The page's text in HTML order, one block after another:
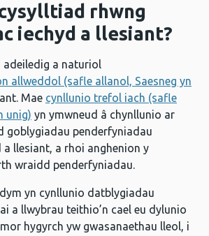
rhwng
iechyd a llesiant?
adeiledig a naturiol
allweddol (safle allanol, Saesneg yn
Mae cynllunio trefol iach (safle
unig) yn ymwneud â chynllunio ar
goblygiadau penderfyniadau
a llesiant, a rhoi anghenion y
wraidd penderfyniadau.
yn cynllunio datblygiadau
a llwybrau teithio’n cael eu dylunio
hygyrch yw gwasanaethau lleol, i